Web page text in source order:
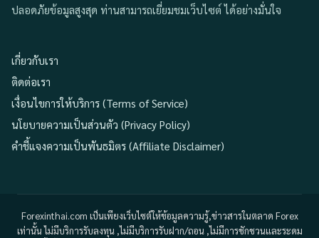
ปลอดภัยข้อมูลสูงสุด ท่านสามารถเยี่ยมชมเว็บไซต์ ได้อย่างมั่นใจ
เกี่ยวกับเรา
ติดต่อเรา
เงื่อนไขการให้บริการ (Terms of Service)
นโยบายความเป็นส่วนตัว (Privacy Policy)
คำชี้แจงความเป็นพันธมิตร (Affiliate Disclaimer)
Forexinthai.com เป็นเพียงเว็บไซต์ให้ข้อมูลความรู้,ข่าวสารในตลาด Forex
เท่านั้น ไม่มีบริการรับลงทุน ,ไม่มีบริการรับฝาก/ถอน ,ไม่มีการชักชวนและระดม